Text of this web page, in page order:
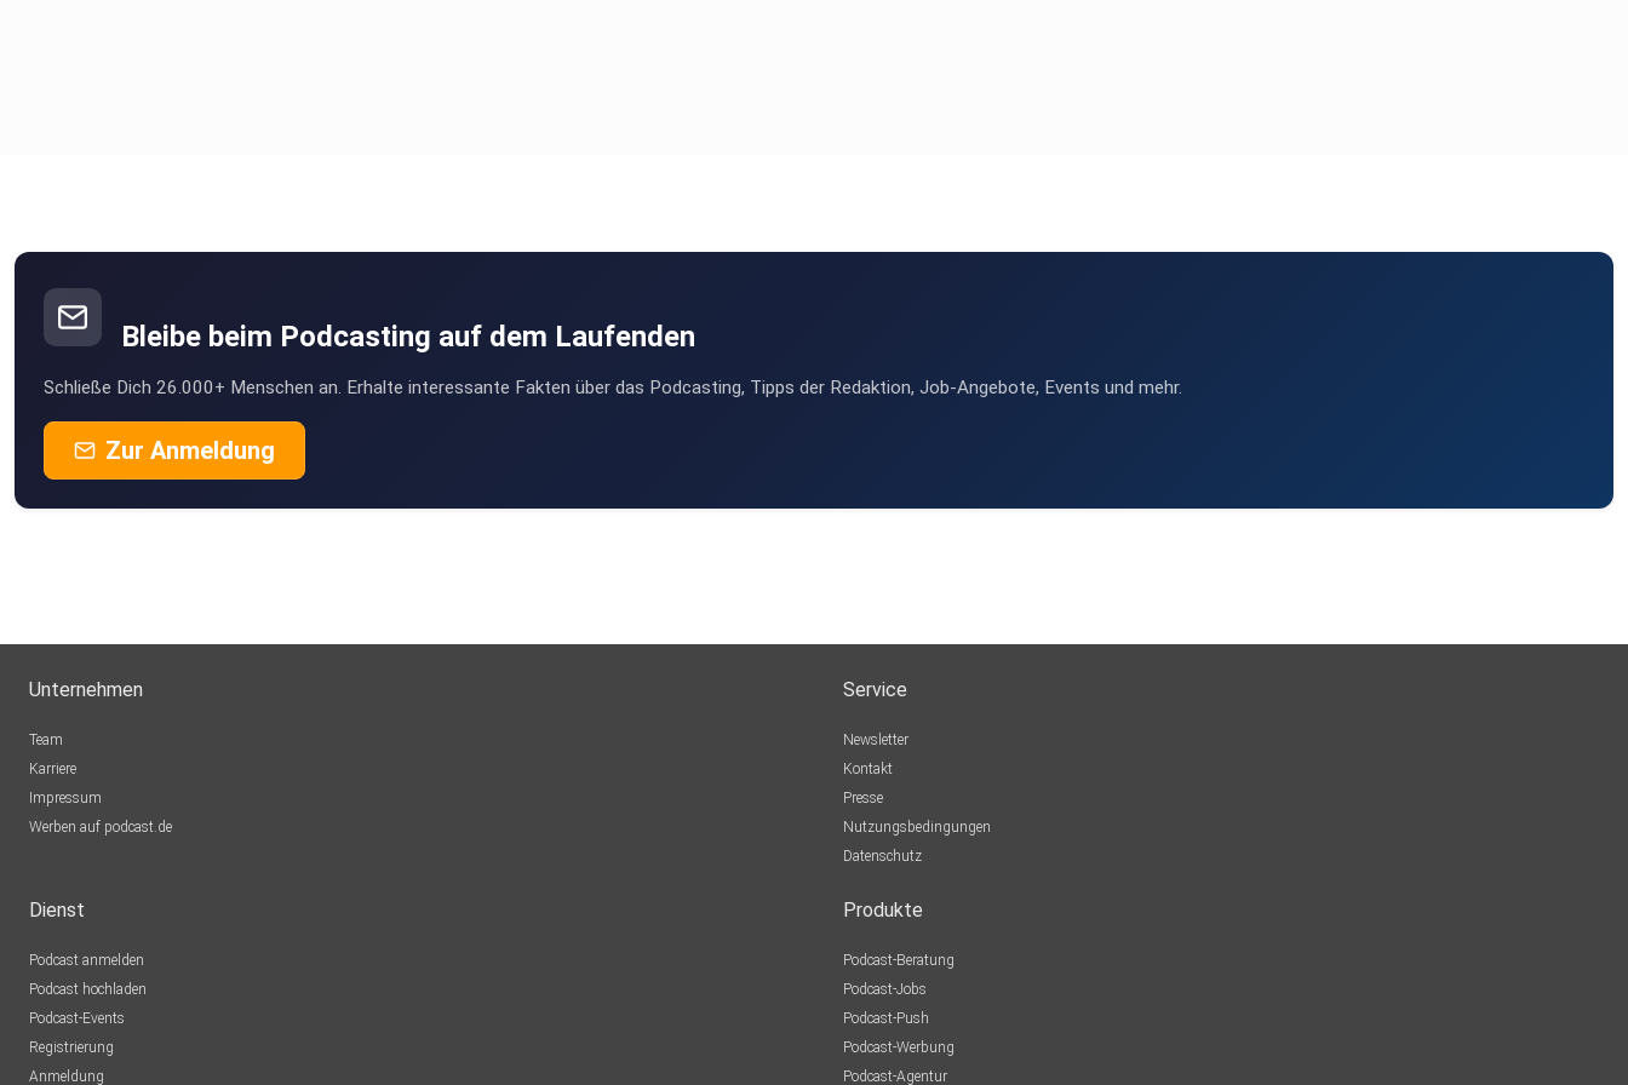
Bleibe beim Podcasting auf dem Laufenden
Schließe Dich 26.000+ Menschen an. Erhalte interessante Fakten über das Podcasting, Tipps der Redaktion, Job-Angebote, Events und mehr.
Zur Anmeldung
Unternehmen
Team
Karriere
Impressum
Werben auf podcast.de
Service
Newsletter
Kontakt
Presse
Nutzungsbedingungen
Datenschutz
Dienst
Podcast anmelden
Podcast hochladen
Podcast-Events
Registrierung
Anmeldung
Produkte
Podcast-Beratung
Podcast-Jobs
Podcast-Push
Podcast-Werbung
Podcast-Agentur